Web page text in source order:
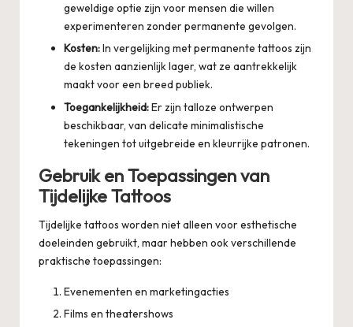
geweldige optie zijn voor mensen die willen
experimenteren zonder permanente gevolgen.
Kosten:In vergelijking met permanente tattoos zijn
de kosten aanzienlijk lager, wat ze aantrekkelijk
maakt voor een breed publiek.
Toegankelijkheid:Er zijn talloze ontwerpen
beschikbaar, van delicate minimalistische
tekeningen tot uitgebreide en kleurrijke patronen.
Gebruik en Toepassingen van
Tijdelijke Tattoos
Tijdelijke tattoos worden niet alleen voor esthetische
doeleinden gebruikt, maar hebben ook verschillende
praktische toepassingen:
Evenementen en marketingacties
Films en theatershows